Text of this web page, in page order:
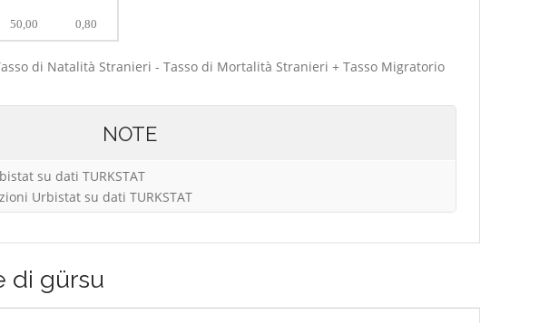
50,00 0,80
di Natalità Stranieri - Tasso di Mortalità Stranieri + Tasso Migratorio
NOTE
su dati TURKSTAT
Urbistat su dati TURKSTAT
di gürsu